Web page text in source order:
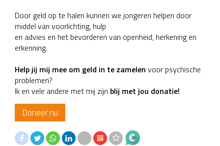
Door geld op te halen kunnen we jongeren helpen door
middel van voorlichting, hulp
en advies en het bevorderen van openheid, herkening en
erkenning.
Help jij mij mee om geld in te zamelen voor psychische
problemen?
Ik en vele andere met mij zijn blij met jou donatie!
Doneer nu